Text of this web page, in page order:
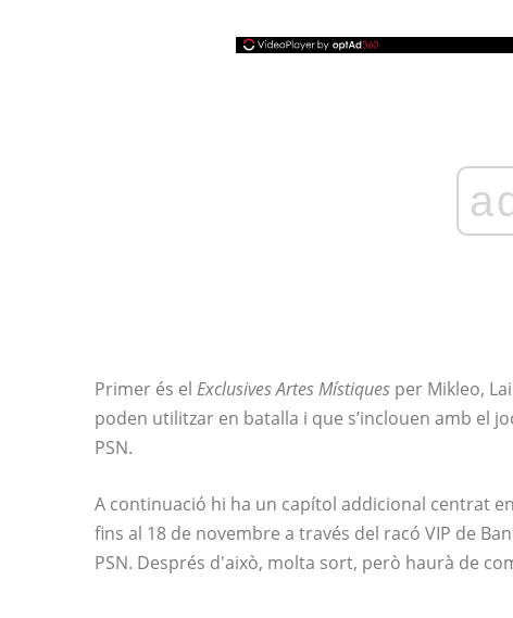
Primer és el Exclusives Artes Místiques per Mikleo,
poden utilitzar en batalla i que s’inclouen amb el
PSN.
A continuació hi ha un capítol addicional centrat
fins al 18 de novembre a través del racó VIP de
PSN. Després d'això, molta sort, però haurà de